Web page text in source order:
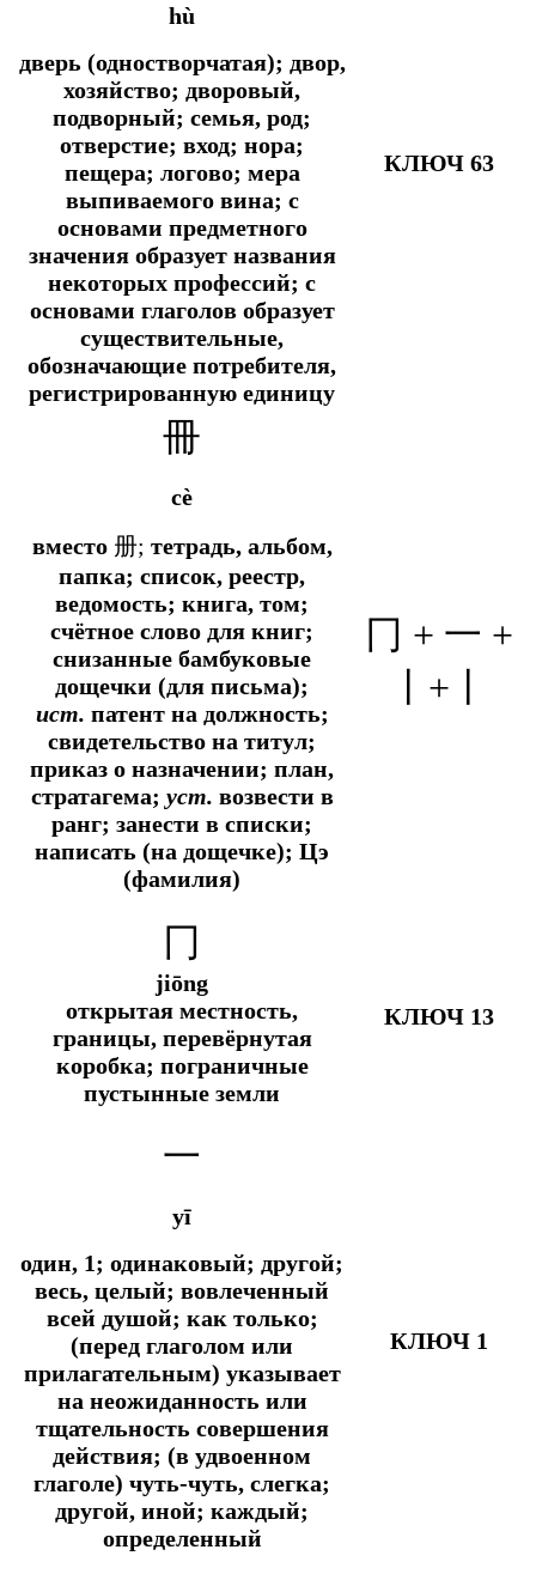
hù
дверь (одностворчатая); двор,
хозяйство; дворовый,
подворный; семья, род;
отверстие; вход; нора;
пещера; логово; мера
выпиваемого вина; с
основами предметного
значения образует названия
некоторых профессий; с
основами глаголов образует
существительные,
обозначающие потребителя,
регистрированную единицу
КЛЮЧ 63
冊
cè
вместо 册; тетрадь, альбом,
папка; список, реестр,
ведомость; книга, том;
счётное слово для книг;
снизанные бамбуковые
дощечки (для письма);
ист. патент на должность;
свидетельство на титул;
приказ о назначении; план,
стратагема; уст. возвести в
ранг; занести в списки;
написать (на дощечке); Цэ
(фамилия)
冂 + 一 +
丨+丨
冂
jiōng
открытая местность,
границы, перевёрнутая
коробка; пограничные
пустынные земли
КЛЮЧ 13
一
yī
один, 1; одинаковый; другой;
весь, целый; вовлеченный
всей душой; как только;
(перед глаголом или
прилагательным) указывает
на неожиданность или
тщательность совершения
действия; (в удвоенном
глаголе) чуть-чуть, слегка;
другой, иной; каждый;
определенный
КЛЮЧ 1